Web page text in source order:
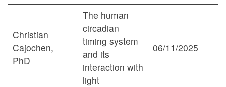
Christian
Cajochen,
PhD
The human
circadian
timing system
and its
interaction with
light
06/11/2025